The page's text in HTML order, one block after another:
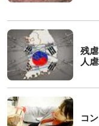
残
人
コ